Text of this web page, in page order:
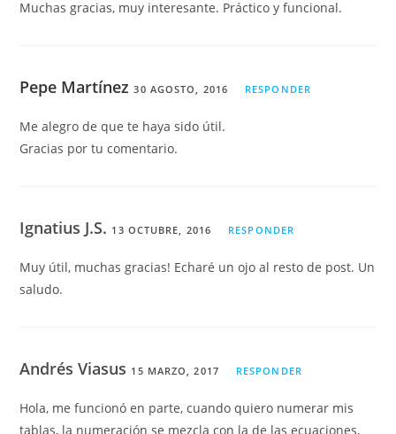
Muchas gracias, muy interesante. Práctico y funcional.
Pepe Martínez 30 AGOSTO, 2016 RESPONDER
Me alegro de que te haya sido útil.
Gracias por tu comentario.
Ignatius J.S. 13 OCTUBRE, 2016 RESPONDER
Muy útil, muchas gracias! Echaré un ojo al resto de post. Un
saludo.
Andrés Viasus 15 MARZO, 2017 RESPONDER
Hola, me funcionó en parte, cuando quiero numerar mis
tablas, la numeración se mezcla con la de las ecuaciones,